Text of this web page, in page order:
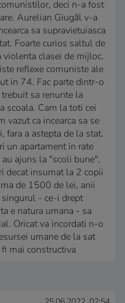
deci n-a fost
Aurelian Giugăl v-a
sa supravietuiasca
Foarte curios saltul de
clasei de mijloc.
reflexe comuniste ale
in 74. Fac parte dintr-o
sa renunte la
scoala. Cam la toti cei
vazut ca incearca sa se
fara a astepta de la stat.
un apartament in rate
ajuns la "scoli bune",
decat insumat la 2 copii
de 1500 de lei, anii
- ce-i drept
e natura umana - sa
Oricat va incordati n-o
umane de la sat
mai constructiva